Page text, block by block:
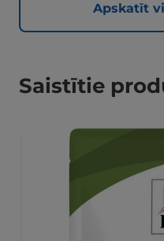
Apskatīt
Saistītie